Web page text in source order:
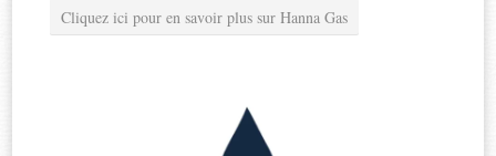
Cliquez ici pour en savoir plus sur Hanna Gas